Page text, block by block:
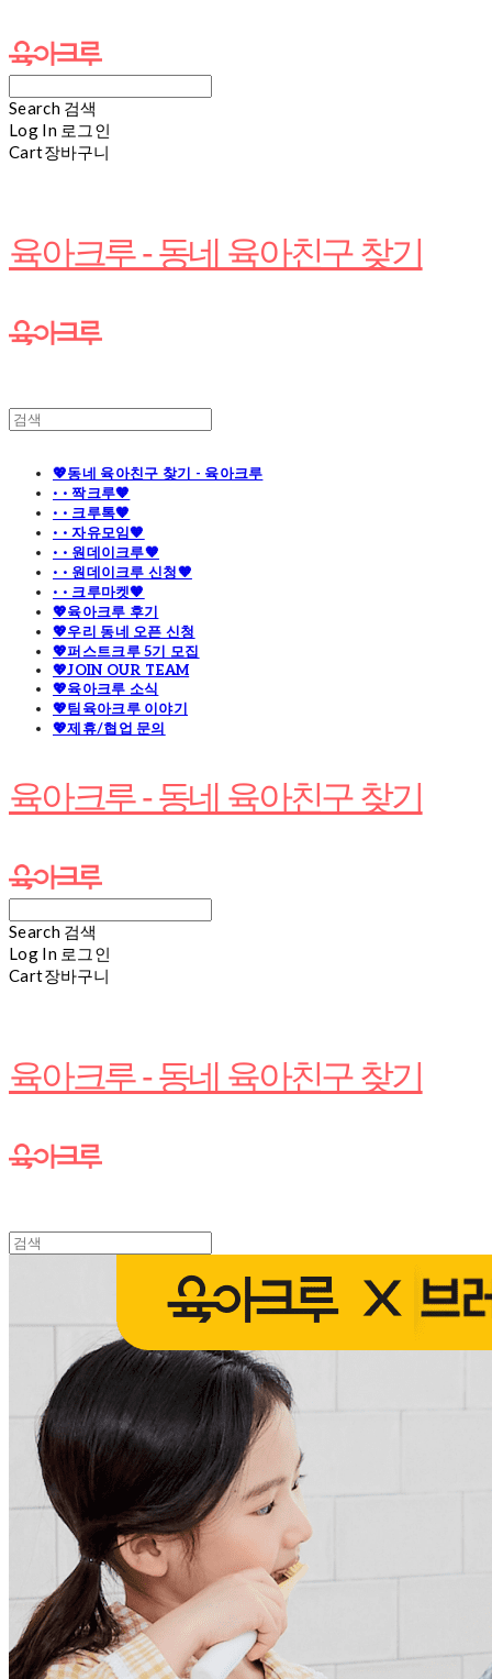
Search 검색
Log In 로그인
Cart장바구니
육아크루 - 동네 육아친구 찾기
💖동네 육아친구 찾기 - 육아크루
· · 짝크루🧡
· · 크루톡🧡
· · 자유모임🧡
· · 원데이크루🧡
· · 원데이크루 신청🧡
· · 크루마켓🧡
💖육아크루 후기
💖우리 동네 오픈 신청
💖퍼스트크루 5기 모집
💖JOIN OUR TEAM
💖육아크루 소식
💖팀육아크루 이야기
💖제휴/협업 문의
육아크루 - 동네 육아친구 찾기
Search 검색
Log In 로그인
Cart장바구니
육아크루 - 동네 육아친구 찾기